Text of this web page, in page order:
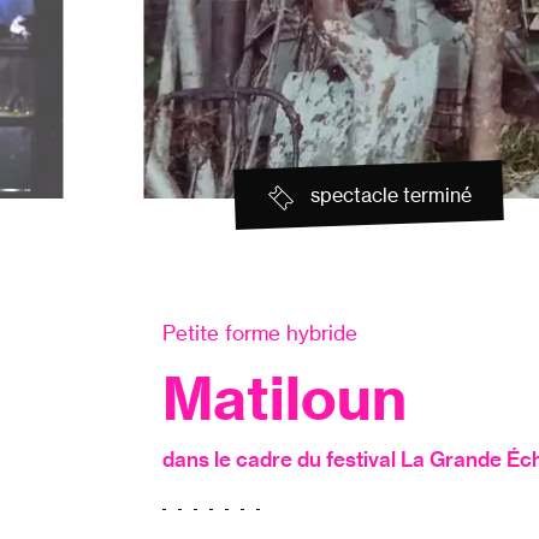
spectacle terminé
Petite forme hybride
Matiloun
dans le cadre du festival La Grande